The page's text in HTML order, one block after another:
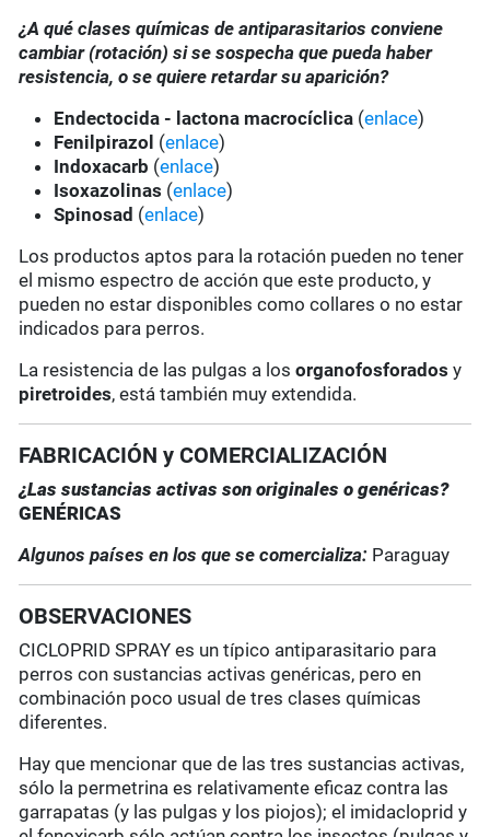
¿A qué clases químicas de antiparasitarios conviene
cambiar (rotación) si se sospecha que pueda haber
resistencia, o se quiere retardar su aparición?
Endectocida - lactona macrocíclica (enlace)
Fenilpirazol (enlace)
Indoxacarb (enlace)
Isoxazolinas (enlace)
Spinosad (enlace)
Los productos aptos para la rotación pueden no tener
el mismo espectro de acción que este producto, y
pueden no estar disponibles como collares o no estar
indicados para perros.
La resistencia de las pulgas a losorganofosforados y
piretroides, está también muy extendida.
FABRICACIÓN y COMERCIALIZACIÓN
¿Las sustancias activas son originales o genéricas?
GENÉRICAS
Algunos países en los que se comercializa: Paraguay
OBSERVACIONES
CICLOPRID SPRAY es un típico antiparasitario para
perros con sustancias activas genéricas, pero en
combinación poco usual de tres clases químicas
diferentes.
Hay que mencionar que de las tres sustancias activas,
sólo la permetrina es relativamente eficaz contra las
garrapatas (y las pulgas y los piojos); el imidacloprid y